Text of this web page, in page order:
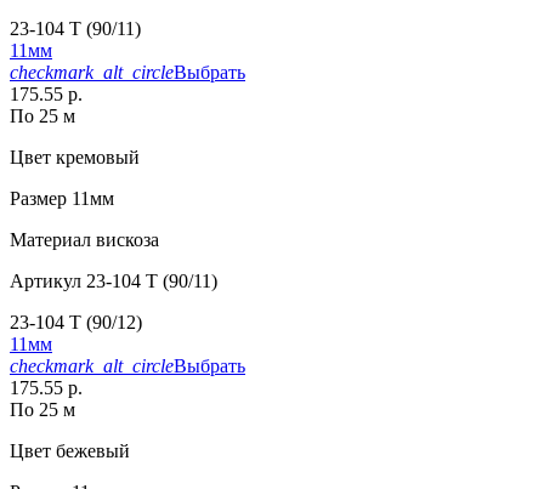
23-104 T (90/11)
11мм
checkmark_alt_circleВыбрать
175.55 р.
По 25 м
Цвет кремовый
Размер 11мм
Материал вискоза
Артикул 23-104 T (90/11)
23-104 T (90/12)
11мм
checkmark_alt_circleВыбрать
175.55 р.
По 25 м
Цвет бежевый